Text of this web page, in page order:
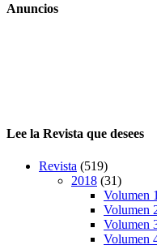
Anuncios
Lee la Revista que desees
Revista (519)
2018 (31)
Volumen
Volumen
Volumen
Volumen